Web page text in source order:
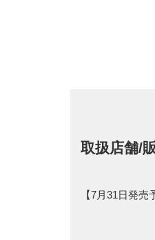
取扱店舗/
【7月31日発